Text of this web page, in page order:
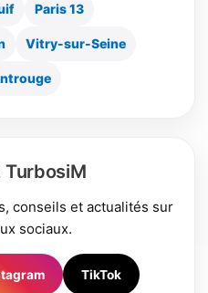
Paris 13
Vitry-sur-Seine
TurbosiM
conseils et actualités sur
sociaux.
TikTok